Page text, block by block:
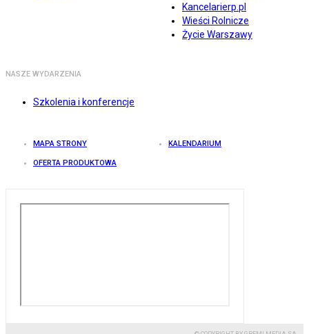
Kancelarierp.pl
Wieści Rolnicze
Życie Warszawy
NASZE WYDARZENIA
Szkolenia i konferencje
MAPA STRONY KALENDARIUM
OFERTA PRODUKTOWA